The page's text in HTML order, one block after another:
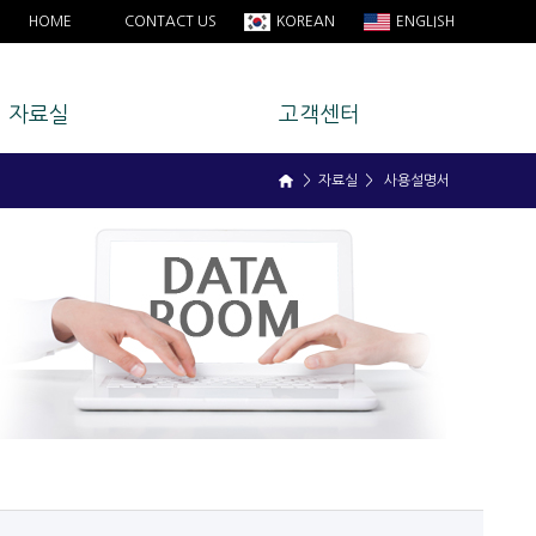
HOME CONTACT US KOREAN ENGLISH
자료실 고객센터
> 자료실 > 사용설명서